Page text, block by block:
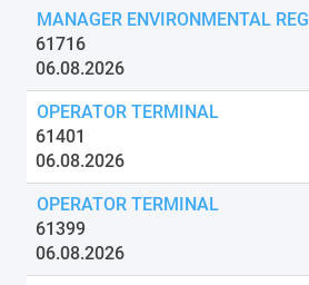
MANAGER ENVIRONMENTAL
61716
06.08.2026
OPERATOR TERMINAL
61401
06.08.2026
OPERATOR TERMINAL
61399
06.08.2026